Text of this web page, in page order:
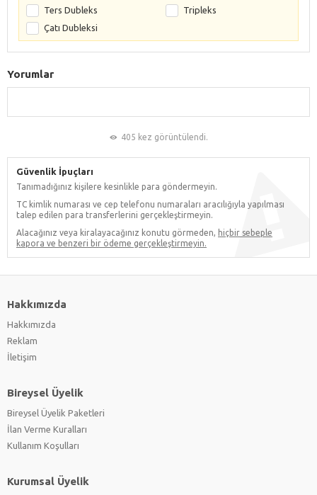
Ters Dubleks
Tripleks
Çatı Dubleksi
Yorumlar
405 kez görüntülendi.
Güvenlik İpuçları
Tanımadığınız kişilere kesinlikle para göndermeyin.
TC kimlik numarası ve cep telefonu numaraları aracılığıyla yapılması
talep edilen para transferlerini gerçekleştirmeyin.
Alacağınız veya kiralayacağınız konutu görmeden, hiçbir sebeple
kapora ve benzeri bir ödeme gerçekleştirmeyin.
Hakkımızda
Hakkımızda
Reklam
İletişim
Bireysel Üyelik
Bireysel Üyelik Paketleri
İlan Verme Kuralları
Kullanım Koşulları
Kurumsal Üyelik